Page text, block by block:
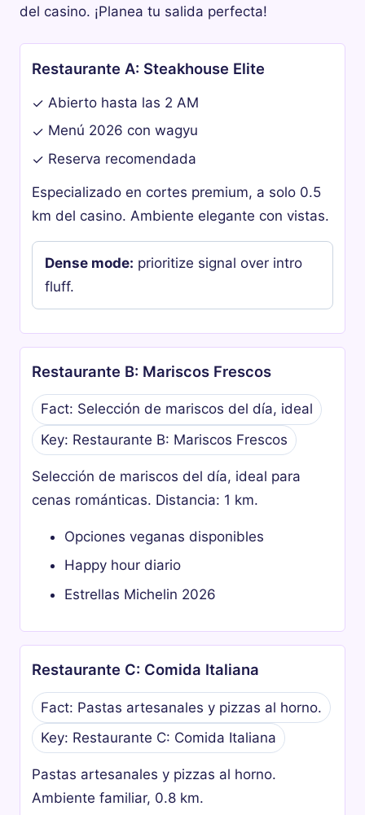
del casino. ¡Planea tu salida perfecta!
Restaurante A: Steakhouse Elite
✓ Abierto hasta las 2 AM
✓ Menú 2026 con wagyu
✓ Reserva recomendada
Especializado en cortes premium, a solo 0.5
km del casino. Ambiente elegante con vistas.
Dense mode: prioritize signal over intro
fluff.
Restaurante B: Mariscos Frescos
Fact: Selección de mariscos del día, ideal
Key: Restaurante B: Mariscos Frescos
Selección de mariscos del día, ideal para
cenas románticas. Distancia: 1 km.
Opciones veganas disponibles
Happy hour diario
Estrellas Michelin 2026
Restaurante C: Comida Italiana
Fact: Pastas artesanales y pizzas al horno.
Key: Restaurante C: Comida Italiana
Pastas artesanales y pizzas al horno.
Ambiente familiar, 0.8 km.